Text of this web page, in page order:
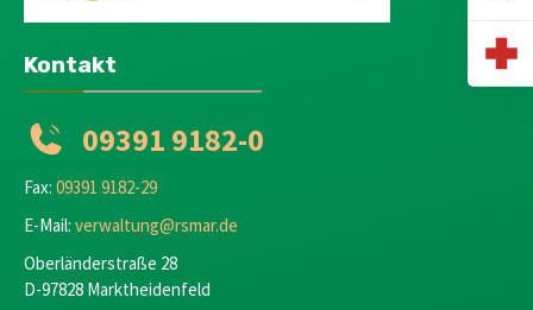
Kontakt
09391 9182-0
Fax: 09391 9182-29
E-Mail: verwaltung@rsmar.de
Oberländerstraße 28
D-97828 Marktheidenfeld